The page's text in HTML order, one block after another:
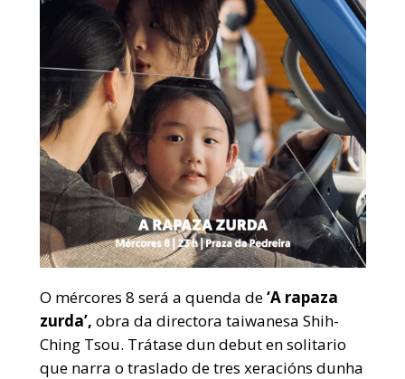
O mércores 8 será a quenda de‘A rapaza
zurda’, obra da directora taiwanesa Shih-
Ching Tsou. Trátase dun debut en solitario
que narra o traslado de tres xeracións dunha